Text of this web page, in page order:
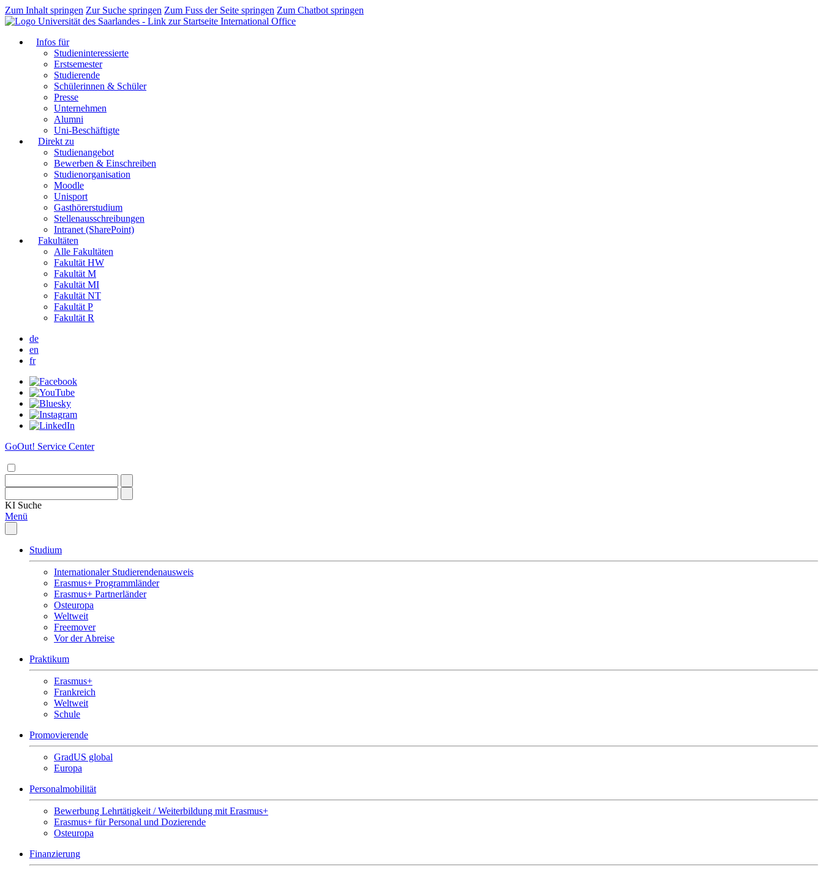
Zum Inhalt springen Zur Suche springen Zum Fuss der Seite springen Zum Chatbot springen
International Office
Infos für
Studieninteressierte
Erstsemester
Studierende
Schülerinnen & Schüler
Presse
Unternehmen
Alumni
Uni-Beschäftigte
Direkt zu
Studienangebot
Bewerben & Einschreiben
Studienorganisation
Moodle
Unisport
Gasthörerstudium
Stellenausschreibungen
Intranet (SharePoint)
Fakultäten
Alle Fakultäten
Fakultät HW
Fakultät M
Fakultät MI
Fakultät NT
Fakultät P
Fakultät R
de
en
fr
GoOut! Service Center
KI Suche
Menü
Studium
Internationaler Studierendenausweis
Erasmus+ Programmländer
Erasmus+ Partnerländer
Osteuropa
Weltweit
Freemover
Vor der Abreise
Praktikum
Erasmus+
Frankreich
Weltweit
Schule
Promovierende
GradUS global
Europa
Personalmobilität
Bewerbung Lehrtätigkeit / Weiterbildung mit Erasmus+
Erasmus+ für Personal und Dozierende
Osteuropa
Finanzierung